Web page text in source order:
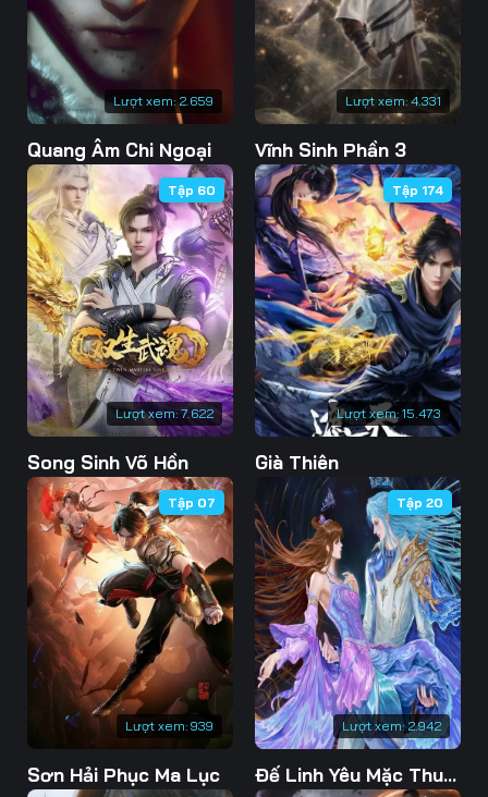
Lượt xem: 2.659
Quang Âm Chi Ngoại
Lượt xem: 4.331
Vĩnh Sinh Phần 3
Lượt xem: 7.622
Tập 60
Song Sinh Võ Hồn
Lượt xem: 15.473
Tập 174
Già Thiên
Lượt xem: 939
Tập 07
Sơn Hải Phục Ma Lục
Lượt xem:2.942
Tập 20
Đế Linh Yêu Mặc Thuỷ Linh Lung